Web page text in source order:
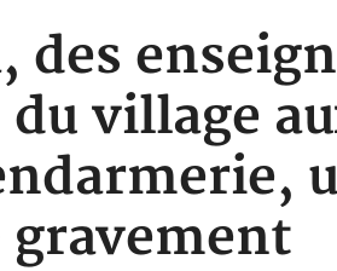
des
village
gravement